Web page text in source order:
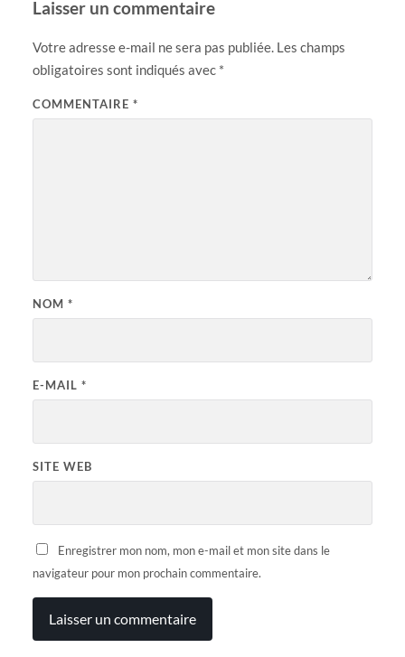
Laisser un commentaire
Votre adresse e-mail ne sera pas publiée. Les champs
obligatoires sont indiqués avec *
COMMENTAIRE *
NOM *
E-MAIL *
SITE WEB
Enregistrer mon nom, mon e-mail et mon site dans le
navigateur pour mon prochain commentaire.